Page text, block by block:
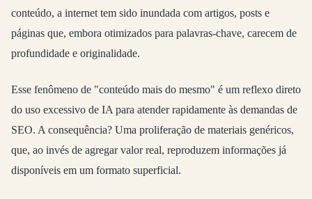
conteúdo, a internet tem sido inundada com artigos, posts e
páginas que, embora otimizados para palavras-chave, carecem de
profundidade e originalidade.
Esse fenômeno de "conteúdo mais do mesmo" é um reflexo direto
do uso excessivo de IA para atender rapidamente às demandas de
SEO. A consequência? Uma proliferação de materiais genéricos,
que, ao invés de agregar valor real, reproduzem informações já
disponíveis em um formato superficial.